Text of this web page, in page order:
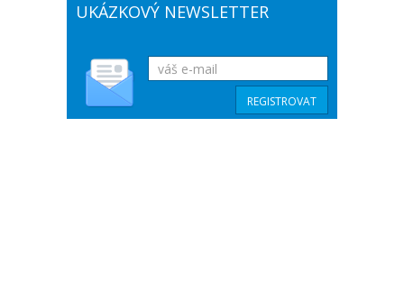
UKÁZKOVÝ NEWSLETTER